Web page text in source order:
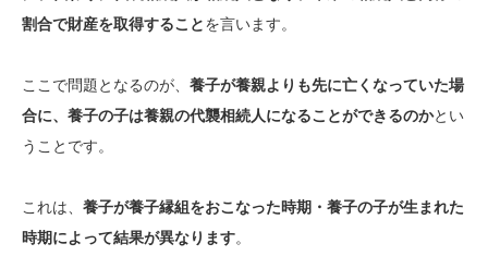
割合で財産を取得することを言います。
ここで問題となるのが、 養子が養親よりも先に亡くなっていた場
合に、養子の子は養親の代襲相続人になることができるのかとい
うことです。
これは、 養子が養子縁組をおこなった時期・養子の子が生まれた
時期によって結果が異なります。